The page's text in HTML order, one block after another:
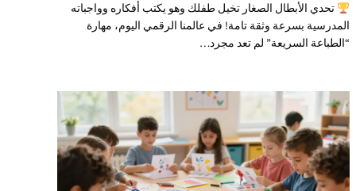
تحدي الأبطال الصغار تخيل طفلك وهو يكتب أفكاره وواجباته
المدرسية بسرعة وثقة تامة! في عالمنا الرقمي اليوم، مهارة
“الطباعة السريعة” لم تعد مجرد…